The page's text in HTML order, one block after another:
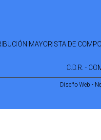
MAYORISTA DE
C.D.R. -
Diseño Web -